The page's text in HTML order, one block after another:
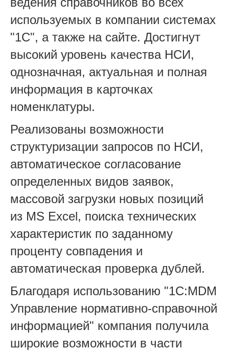
используемых в компании системах
"1C", а также на сайте. Достигнут
высокий уровень качества НСИ,
однозначная, актуальная и полная
информация в карточках
номенклатуры.
Реализованы возможности
структуризации запросов по НСИ,
автоматическое согласование
определенных видов заявок,
массовой загрузки новых позиций
из MS Excel, поиска технических
характеристик по заданному
проценту совпадения и
автоматическая проверка дублей.
Благодаря использованию "1С:MDM
Управление нормативно-справочной
информацией" компания получила
широкие возможности в части